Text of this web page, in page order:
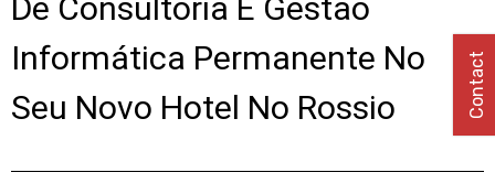
De Consultoria E Gestão
Informática Permanente No
Seu Novo Hotel No Rossio
Contact